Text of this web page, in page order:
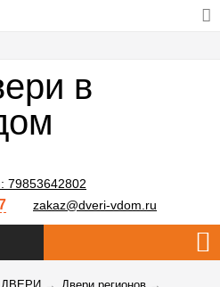
zakaz@dveri-vdom.ru